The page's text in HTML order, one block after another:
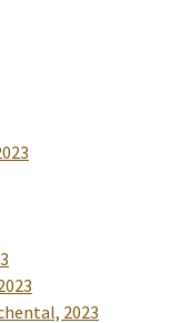
2023